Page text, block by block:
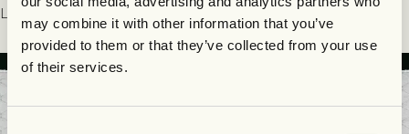
may combine it with other information that you’ve
provided to them or that they’ve collected from your use
of their services.
Park! Fredrik Holmberg och ledarstaben har tagit ut följande
trupp till matchen:
Läs mer